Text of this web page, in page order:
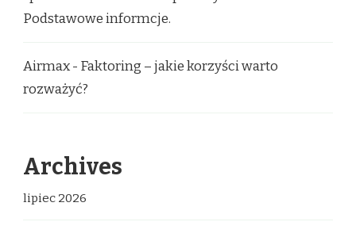
Podstawowe informcje.
Airmax- Faktoring – jakie korzyści warto
rozważyć?
Archives
lipiec 2026